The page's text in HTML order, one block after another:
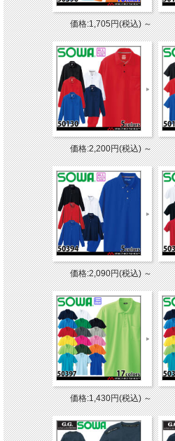
価格:1,705円(税込)～
価格:2,200円(税込)～
価格:2,090円(税込)～
価格:1,430円(税込)～